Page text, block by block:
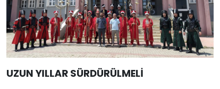
UZUN YILLAR SÜRDÜRÜLMELİ